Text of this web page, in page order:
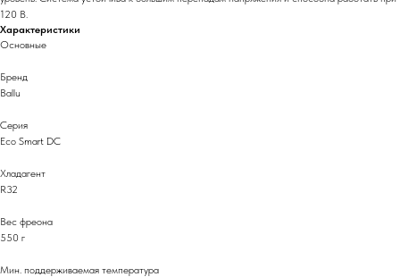
120 В.
Характеристики
Основные
Бренд
Ballu
Серия
Eco Smart DC
Хладагент
R32
Вес фреона
550 г
Мин. поддерживаемая температура